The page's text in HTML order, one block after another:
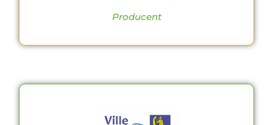
Producent